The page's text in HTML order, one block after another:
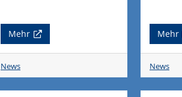
Mehr
News
Mehr
News